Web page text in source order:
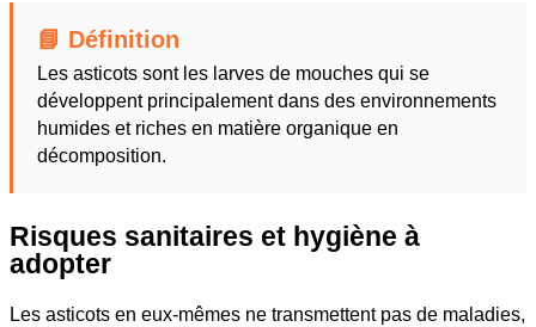
📘 Définition
Les asticots sont les larves de mouches qui se
développent principalement dans des environnements
humides et riches en matière organique en
décomposition.
Risques sanitaires et hygiène à
adopter
Les asticots en eux-mêmes ne transmettent pas de maladies,